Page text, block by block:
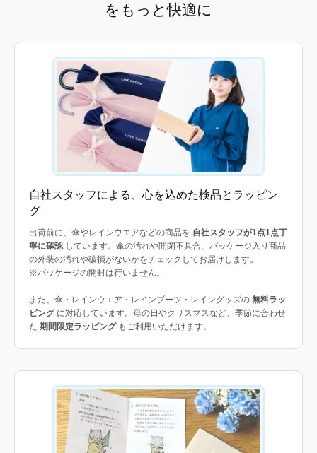
をもっと快適に
自社スタッフによる、心を込めた検品とラッピン
グ
出荷前に、傘やレインウエアなどの商品を 自社スタッフが1点1点丁
寧に確認しています。傘の汚れや開閉不具合、パッケージ入り商品
の外装の汚れや破損がないかをチェックしてお届けします。
※パッケージの開封は行いません。
また、傘・レインウエア・レインブーツ・レイングッズの 無料ラッ
ピングに対応しています。母の日やクリスマスなど、季節に合わせ
た 期間限定ラッピングもご利用いただけます。